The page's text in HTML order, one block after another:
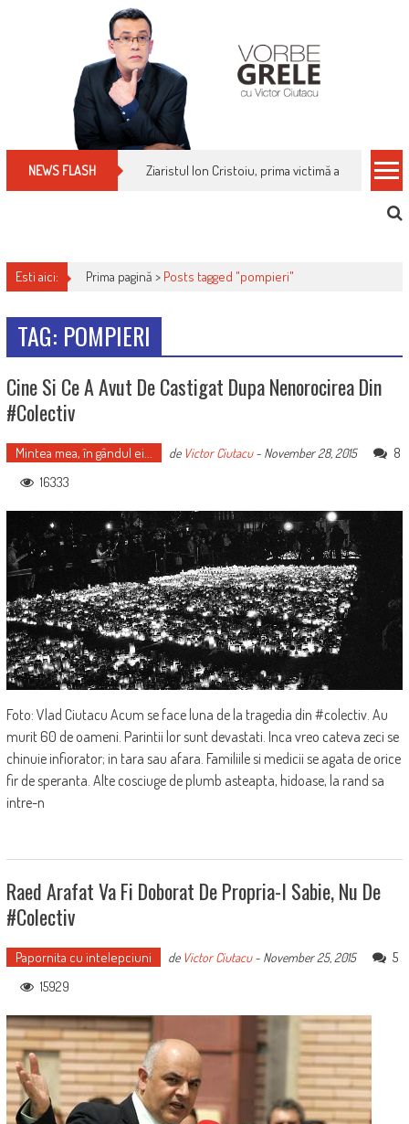
NEWS FLASH Ziaristul Ion Cristoiu, prima victimă a noi
Esti aici: Prima pagină > Posts tagged "pompieri"
TAG: POMPIERI
Cine Si Ce A Avut De Castigat Dupa Nenorocirea Din
#Colectiv
Mintea mea, în gândul ei... de Victor Ciutacu- November 28, 2015
8
16333
Foto: Vlad Ciutacu Acum se face luna de la tragedia din #colectiv. Au
murit 60 de oameni. Parintii lor sunt devastati. Inca vreo cateva zeci se
chinuie infiorator; in tara sau afara. Familiile si medicii se agata de orice
fir de speranta. Alte cosciuge de plumb asteapta, hidoase, la rand sa
intre-n
Raed Arafat Va Fi Doborat De Propria-I Sabie, Nu De
#Colectiv
Papornita cu intelepciuni de Victor Ciutacu- November 25, 2015
5
15929